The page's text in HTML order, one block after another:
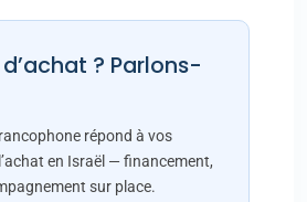
? Parlons-
répond à vos
en Israël — financement,
sur place.